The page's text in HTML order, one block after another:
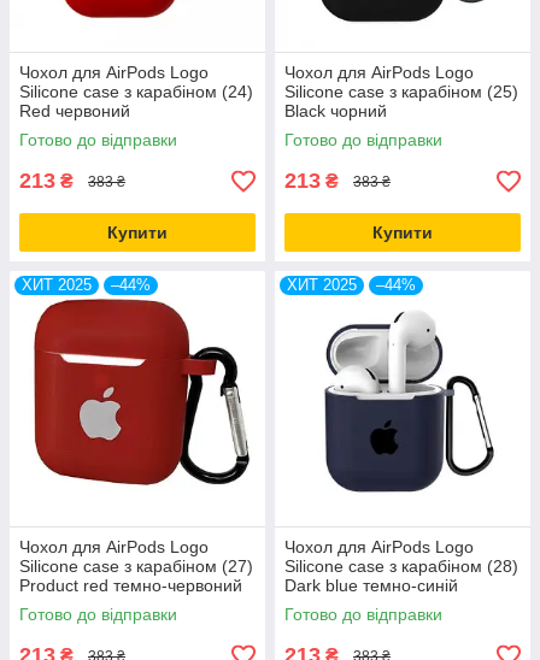
Чохол для AirPods Logo
Silicone case з карабіном (24)
Red червоний
Готово до відправки
213 ₴ 383 ₴
Купити
Чохол для AirPods Logo
Silicone case з карабіном (25)
Black чорний
Готово до відправки
213 ₴ 383 ₴
Купити
ХИТ 2025 –44%
Чохол для AirPods Logo
Silicone case з карабіном (27)
Product red темно-червоний
Готово до відправки
383 ₴
ХИТ 2025 –44%
Чохол для AirPods Logo
Silicone case з карабіном (28)
Dark blue темно-синій
Готово до відправки
383 ₴